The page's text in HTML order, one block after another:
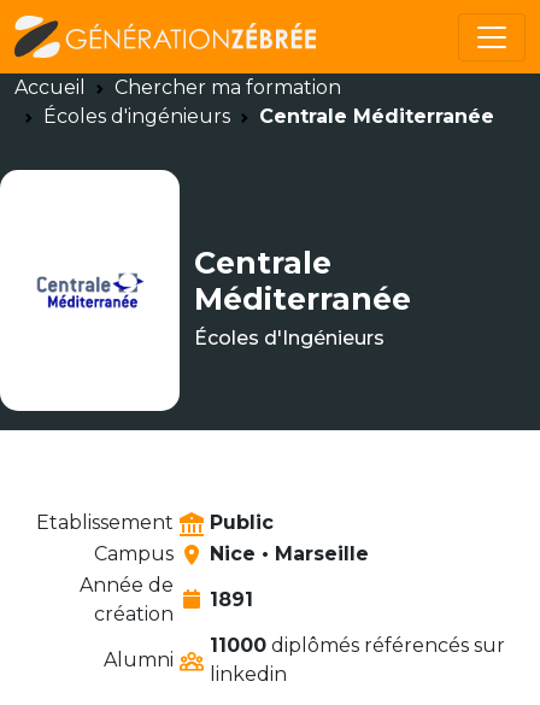
Accueil
Chercher ma formation
Écoles d'ingénieurs
Centrale Méditerranée
Centrale
Méditerranée
Écoles d'Ingénieurs
Etablissement
Public
Campus
Nice • Marseille
Année de
création
1891
Alumni
11000 diplômés référencés sur
linkedin